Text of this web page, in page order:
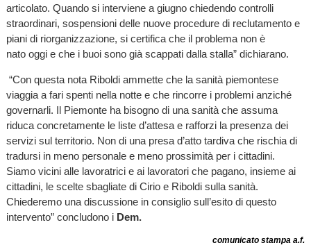
articolato. Quando si interviene a giugno chiedendo controlli
straordinari, sospensioni delle nuove procedure di reclutamento e
piani di riorganizzazione, si certifica che il problema non è
nato oggi e che i buoi sono già scappati dalla stalla” dichiarano.
“Con questa nota Riboldi ammette che la sanità piemontese
viaggia a fari spenti nella notte e che rincorre i problemi anziché
governarli. Il Piemonte ha bisogno di una sanità che assuma
riduca concretamente le liste d’attesa e rafforzi la presenza dei
servizi sul territorio. Non di una presa d’atto tardiva che rischia di
tradursi in meno personale e meno prossimità per i cittadini.
Siamo vicini alle lavoratrici e ai lavoratori che pagano, insieme ai
cittadini, le scelte sbagliate di Cirio e Riboldi sulla sanità.
Chiederemo una discussione in consiglio sull’esito di questo
intervento” concludono i Dem.
comunicato stampa a.f.